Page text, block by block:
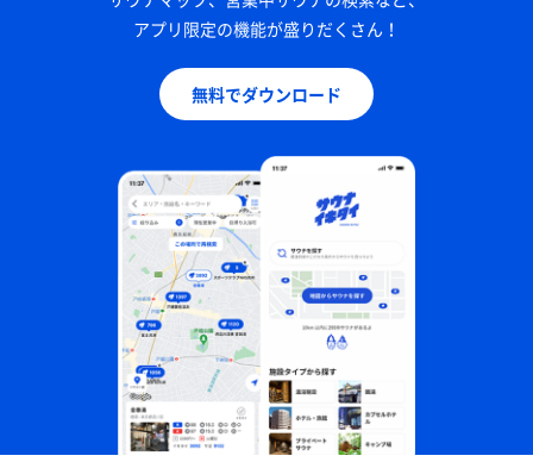
アプリ限定の機能が盛りだくさん！
無料でダウンロード